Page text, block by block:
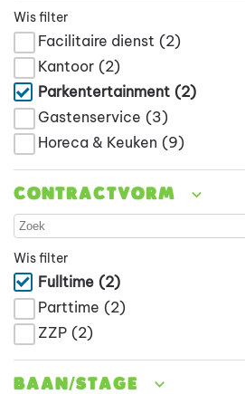
Wis filter
Facilitaire dienst (2)
Kantoor (2)
Parkentertainment (2)
Gastenservice (3)
Horeca & Keuken (9)
Contractvorm
Wis filter
Fulltime (2)
Parttime (2)
ZZP (2)
Baan/stage